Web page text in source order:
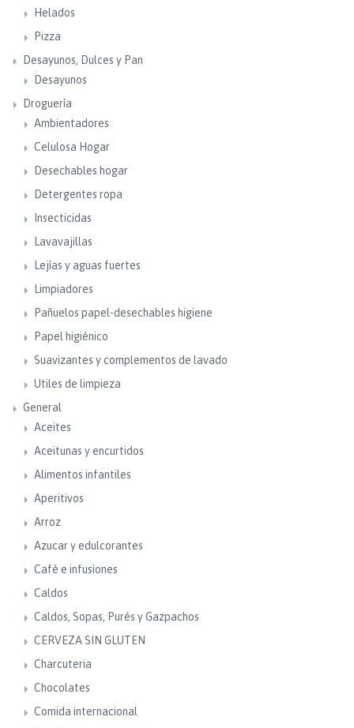
Helados
Pizza
Desayunos, Dulces y Pan
Desayunos
Droguería
Ambientadores
Celulosa Hogar
Desechables hogar
Detergentes ropa
Insecticidas
Lavavajillas
Lejías y aguas fuertes
Limpiadores
Pañuelos papel-desechables higiene
Papel higiénico
Suavizantes y complementos de lavado
Utiles de limpieza
General
Aceites
Aceitunas y encurtidos
Alimentos infantiles
Aperitivos
Arroz
Azucar y edulcorantes
Café e infusiones
Caldos
Caldos, Sopas, Purés y Gazpachos
CERVEZA SIN GLUTEN
Charcuteria
Chocolates
Comida internacional